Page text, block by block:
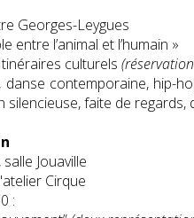
Georges-Leygues
entre l’animal et l’humain »
culturels
danse contemporaine, hip-
silencieuse, faite de regards,
Jouaville
Cirque
: